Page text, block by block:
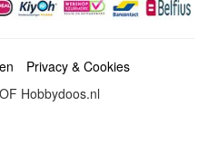
Privacy & Cookies
Hobbydoos.nl